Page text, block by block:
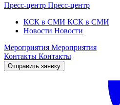
Пресс-центр Пресс-центр
КСК в СМИ КСК в СМИ
Новости Новости
Мероприятия Мероприятия
Контакты Контакты
Отправить заявку